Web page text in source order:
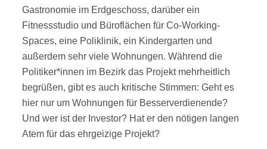
Gastronomie im Erdgeschoss, darüber ein
Fitnessstudio und Büroflächen für Co-Working-
Spaces, eine Poliklinik, ein Kindergarten und
außerdem sehr viele Wohnungen. Während die
Politiker*innen im Bezirk das Projekt mehrheitlich
begrüßen, gibt es auch kritische Stimmen: Geht es
hier nur um Wohnungen für Besserverdienende?
Und wer ist der Investor? Hat er den nötigen langen
Atem für das ehrgeizige Projekt?